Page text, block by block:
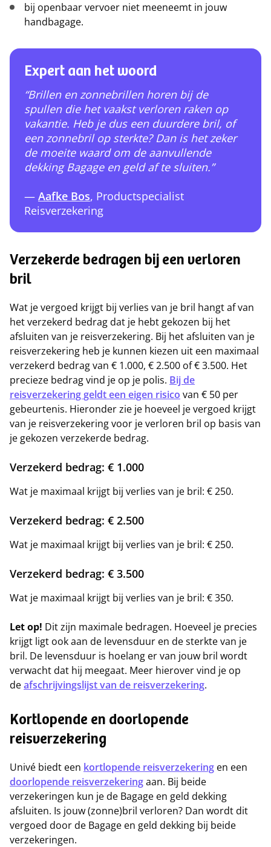
bij openbaar vervoer niet meeneemt in jouw
handbagage.
Expert aan het woord
“Brillen en zonnebrillen horen bij de
spullen die het vaakst verloren raken op
vakantie. Heb je dus een duurdere bril, of
een zonnebril op sterkte? Dan is het zeker
de moeite waard om de aanvullende
dekking Bagage en geld af te sluiten.”
— Aafke Bos, Productspecialist
Reisverzekering
Verzekerde bedragen bij een verloren
bril
Wat je vergoed krijgt bij verlies van je bril hangt af van
het verzekerd bedrag dat je hebt gekozen bij het
afsluiten van je reisverzekering. Bij het afsluiten van je
reisverzekering heb je kunnen kiezen uit een maximaal
verzekerd bedrag van € 1.000, € 2.500 of € 3.500. Het
precieze bedrag vind je op je polis. Bij de
reisverzekering geldt een eigen risico van € 50 per
gebeurtenis. Hieronder zie je hoeveel je vergoed krijgt
van je reisverzekering voor je verloren bril op basis van
je gekozen verzekerde bedrag.
Verzekerd bedrag: € 1.000
Wat je maximaal krijgt bij verlies van je bril: € 250.
Verzekerd bedrag: € 2.500
Wat je maximaal krijgt bij verlies van je bril: € 250.
Verzekerd bedrag: € 3.500
Wat je maximaal krijgt bij verlies van je bril: € 350.
Let op! Dit zijn maximale bedragen. Hoeveel je precies
krijgt ligt ook aan de levensduur en de sterkte van je
bril. De levensduur is hoelang er van jouw bril wordt
verwacht dat hij meegaat. Meer hierover vind je op
deafschrijvingslijst van de reisverzekering.
Kortlopende en doorlopende
reisverzekering
Univé biedt een kortlopende reisverzekering en een
doorlopende reisverzekeringaan. Bij beide
verzekeringen kun je de Bagage en geld dekking
afsluiten. Is jouw (zonne)bril verloren? Dan wordt dit
vergoed door de Bagage en geld dekking bij beide
verzekeringen.